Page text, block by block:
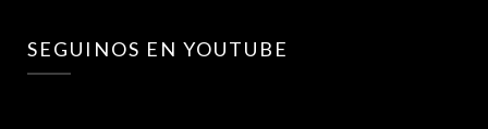
SEGUINOS EN YOUTUBE